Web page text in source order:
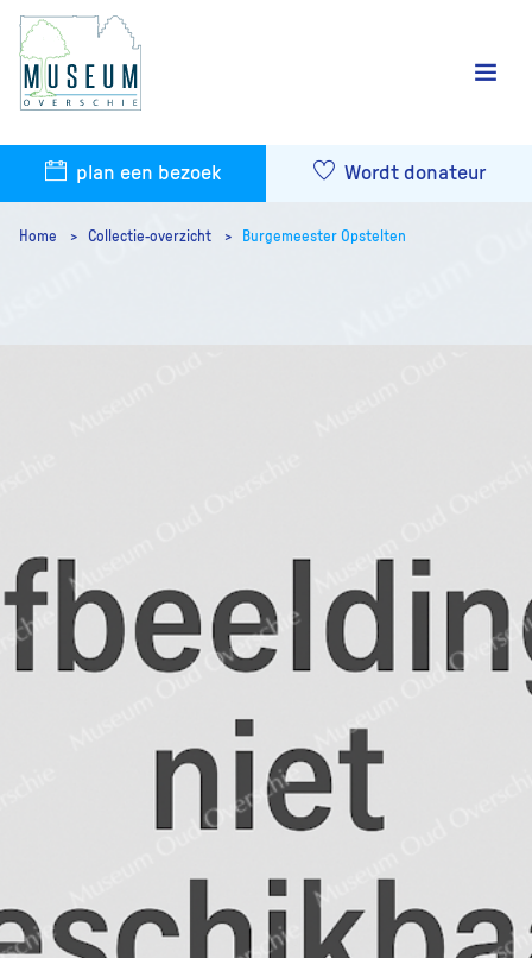
plan een bezoek Wordt donateur
Home Collectie-overzicht Burgemeester Opstelten